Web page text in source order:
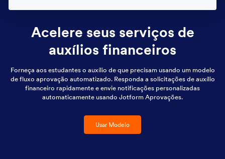
Acelere seus serviços de
auxílios financeiros
Forneça aos estudantes o auxílio de que precisam usando um modelo
de fluxo aprovação automatizado. Responda a solicitações de auxílio
financeiro rapidamente e envie notificações personalizadas
automaticamente usando Jotform Aprovações.
Usar Modelo